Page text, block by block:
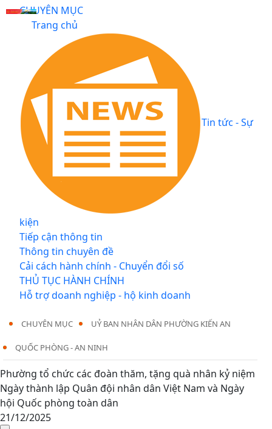
CHUYÊN MỤC
Trang chủ
Tin tức - Sự
kiện
Tiếp cận thông tin
Thông tin chuyên đề
Cải cách hành chính - Chuyển đổi số
THỦ TỤC HÀNH CHÍNH
Hỗ trợ doanh nghiệp - hộ kinh doanh
CHUYÊN MỤC UỶ BAN NHÂN DÂN PHƯỜNG KIẾN AN
QUỐC PHÒNG - AN NINH
Phường tổ chức các đoàn thăm, tặng quà nhân kỷ niệm
Ngày thành lập Quân đội nhân dân Việt Nam và Ngày
hội Quốc phòng toàn dân
21/12/2025